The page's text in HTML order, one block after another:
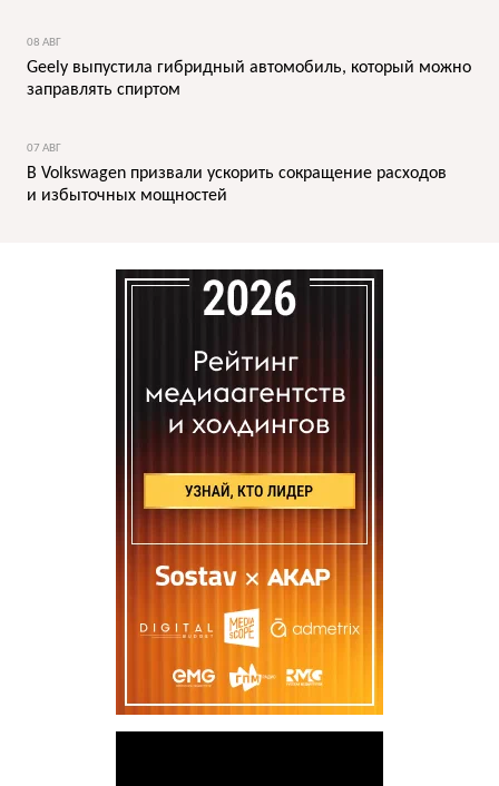
08 АВГ
Geely выпустила гибридный автомобиль, который можно
заправлять спиртом
07 АВГ
В Volkswagen призвали ускорить сокращение расходов
и избыточных мощностей